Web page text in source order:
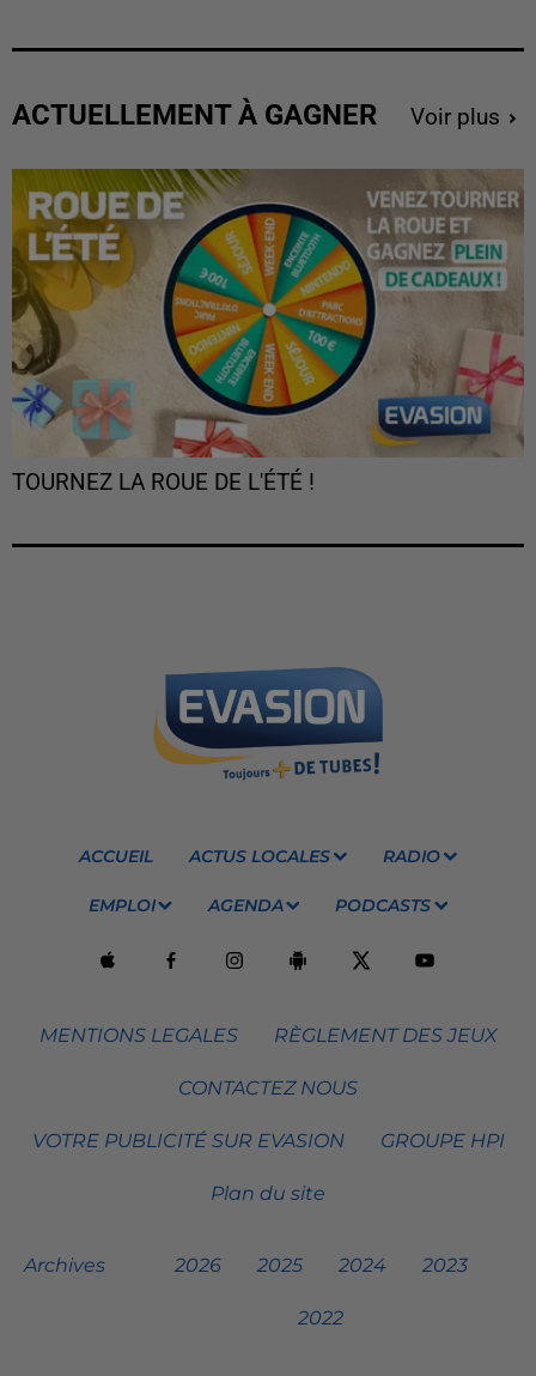
ACTUELLEMENT À GAGNER Voir plus
TOURNEZ LA ROUE DE L'ÉTÉ !
ACCUEIL ACTUS LOCALES RADIO
EMPLOI AGENDA PODCASTS
MENTIONS LEGALES RÈGLEMENT DES JEUX
CONTACTEZ NOUS
VOTRE PUBLICITÉ SUR EVASION GROUPE HPI
Plan du site
Archives 2026 2025 2024 2023
2022